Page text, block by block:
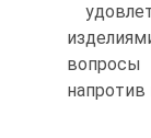
вопросы
напротив